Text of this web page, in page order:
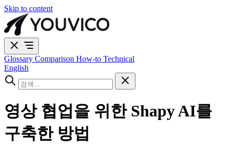
Skip to content
Glossary Comparison How-to Technical
English
영상 협업을 위한 Shapy AI를
구축한 방법